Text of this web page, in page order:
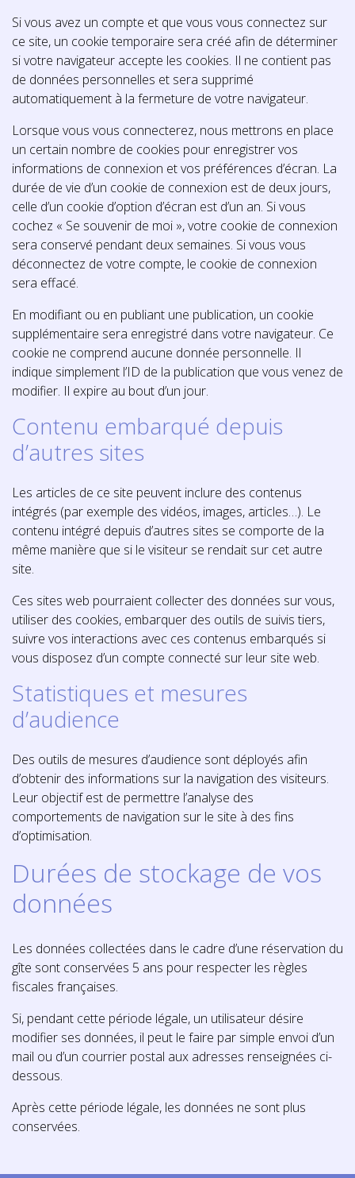
Si vous avez un compte et que vous vous connectez sur
ce site, un cookie temporaire sera créé afin de déterminer
si votre navigateur accepte les cookies. Il ne contient pas
de données personnelles et sera supprimé
automatiquement à la fermeture de votre navigateur.
Lorsque vous vous connecterez, nous mettrons en place
un certain nombre de cookies pour enregistrer vos
informations de connexion et vos préférences d’écran. La
durée de vie d’un cookie de connexion est de deux jours,
celle d’un cookie d’option d’écran est d’un an. Si vous
cochez « Se souvenir de moi », votre cookie de connexion
sera conservé pendant deux semaines. Si vous vous
déconnectez de votre compte, le cookie de connexion
sera effacé.
En modifiant ou en publiant une publication, un cookie
supplémentaire sera enregistré dans votre navigateur. Ce
cookie ne comprend aucune donnée personnelle. Il
indique simplement l’ID de la publication que vous venez de
modifier. Il expire au bout d’un jour.
Contenu embarqué depuis
d’autres sites
Les articles de ce site peuvent inclure des contenus
intégrés (par exemple des vidéos, images, articles…). Le
contenu intégré depuis d’autres sites se comporte de la
même manière que si le visiteur se rendait sur cet autre
site.
Ces sites web pourraient collecter des données sur vous,
utiliser des cookies, embarquer des outils de suivis tiers,
suivre vos interactions avec ces contenus embarqués si
vous disposez d’un compte connecté sur leur site web.
Statistiques et mesures
d’audience
Des outils de mesures d’audience sont déployés afin
d’obtenir des informations sur la navigation des visiteurs.
Leur objectif est de permettre l’analyse des
comportements de navigation sur le site à des fins
d’optimisation.
Durées de stockage de vos
données
Les données collectées dans le cadre d’une réservation du
gîte sont conservées 5 ans pour respecter les règles
fiscales françaises.
Si, pendant cette période légale, un utilisateur désire
modifier ses données, il peut le faire par simple envoi d’un
mail ou d’un courrier postal aux adresses renseignées ci-
dessous.
Après cette période légale, les données ne sont plus
conservées.